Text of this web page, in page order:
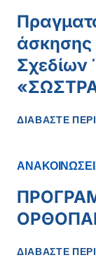
άσκησης
Σχεδίων
ΔΙΑΒΑΣΤΕ
ΔΙΑΒΑΣΤΕ